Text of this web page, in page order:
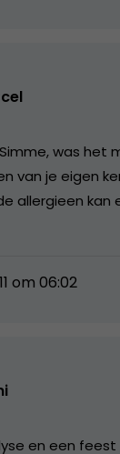
was het
van je eigen
allergieen kan
om 06:02
en een feest